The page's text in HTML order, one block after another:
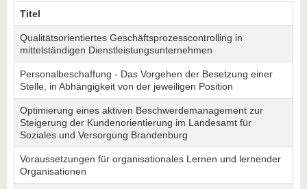
Titel
Qualitätsorientiertes Geschäftsprozesscontrolling in
mittelständigen Dienstleistungsunternehmen
Personalbeschaffung - Das Vorgehen der Besetzung einer
Stelle, in Abhängigkeit von der jeweiligen Position
Optimierung eines aktiven Beschwerdemanagement zur
Steigerung der Kundenorientierung im Landesamt für
Soziales und Versorgung Brandenburg
Voraussetzungen für organisationales Lernen und lernender
Organisationen